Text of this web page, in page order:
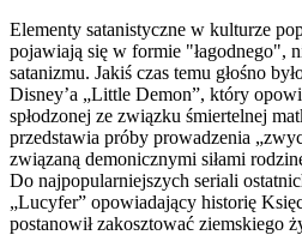
Elementy satanistyczne w kulturze
pojawiają się w formie "łagodnego",
satanizmu. Jakiś czas temu głośno
Disney’a „Little Demon”, który
spłodzonej ze związku śmiertelnej
przedstawia próby prowadzenia
związaną demonicznymi siłami
Do najpopularniejszych seriali
„Lucyfer” opowiadający historię
postanowił zakosztować ziemskiego